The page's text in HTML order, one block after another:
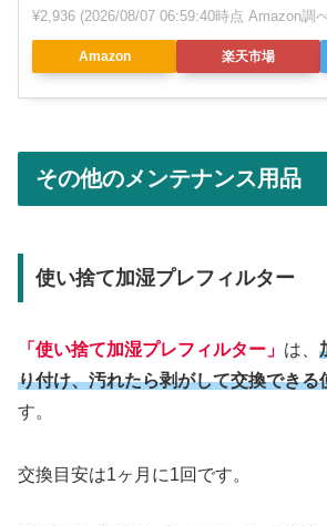
¥2,936 (2026/08/07 06:59:40時点 Amazon調
Amazon 楽天市場
その他のメンテナンス用品
使い捨て加湿プレフィルター
「使い捨て加湿プレフィルター」 は、
り付け、汚れたら剥がして交換できる
す。
交換目安は1ヶ月に1回です。